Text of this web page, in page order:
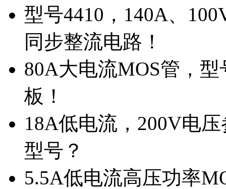
型号4410，140A、
同步整流电路！
80A大电流MOS管，
板！
18A低电流，200V电
型号？
5.5A低电流高压功率